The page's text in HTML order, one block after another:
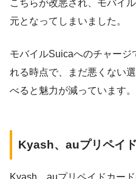
こちらが改悪され、モバイ
元となってしまいました。
モバイルSuicaへのチャージ
れる時点で、まだ悪くない
べると魅力が減っています。
Kyash、auプリペイ
Kyash、auプリペイドカー